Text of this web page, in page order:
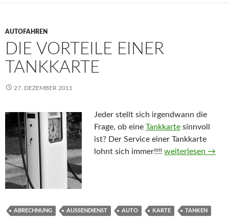
AUTOFAHREN
DIE VORTEILE EINER
TANKKARTE
27. DEZEMBER 2011
Jeder stellt sich irgendwann die
Frage, ob eine Tankkarte sinnvoll
ist? Der Service einer Tankkarte
lohnt sich immer!!!! Die Vorteile einer
weiterlesen →
ABRECHNUNG AUSSENDIENST AUTO KARTE TANKEN